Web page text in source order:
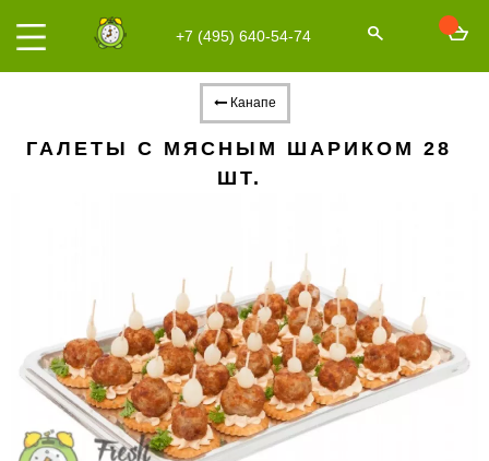
+7 (495) 640-54-74
Канапе
ГАЛЕТЫ С МЯСНЫМ ШАРИКОМ 28
ШТ.